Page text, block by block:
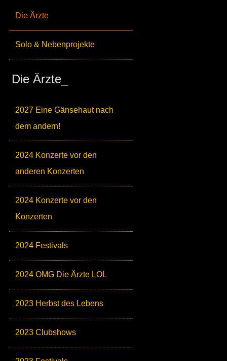
Die Ärzte
Solo & Nebenprojekte
Die Ärzte_
2027 Eine Gänsehaut nach
dem andern!
2024 Konzerte vor den
anderen Konzerten
2024 Konzerte vor den
Konzerten
2024 Festivals
2024 OMG Die Ärzte LOL
2023 Herbst des Lebens
2023 Clubshows